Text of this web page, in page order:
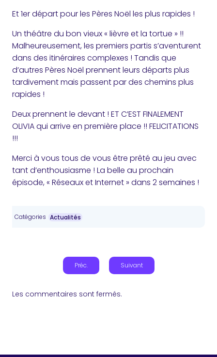
Et 1er départ pour les Pères Noël les plus rapides !
Un théâtre du bon vieux « lièvre et la tortue » !!
Malheureusement, les premiers partis s’aventurent
dans des itinéraires complexes ! Tandis que
d’autres Pères Noël prennent leurs départs plus
tardivement mais passent par des chemins plus
rapides !
Deux prennent le devant ! ET C’EST FINALEMENT
OLIVIA qui arrive en première place !! FELICITATIONS
!!!
Merci à vous tous de vous être prêté au jeu avec
tant d’enthousiasme ! La belle au prochain
épisode, « Réseaux et Internet » dans 2 semaines !
Catégories Actualités
Préc. Suivant
Les commentaires sont fermés.